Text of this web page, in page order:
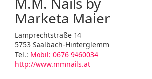
Marketa Maier
Lamprechtstraße 14
5753 Saalbach-Hinterglemm
Tel.: Mobil: 0676 9460034
http://www.mmnails.at